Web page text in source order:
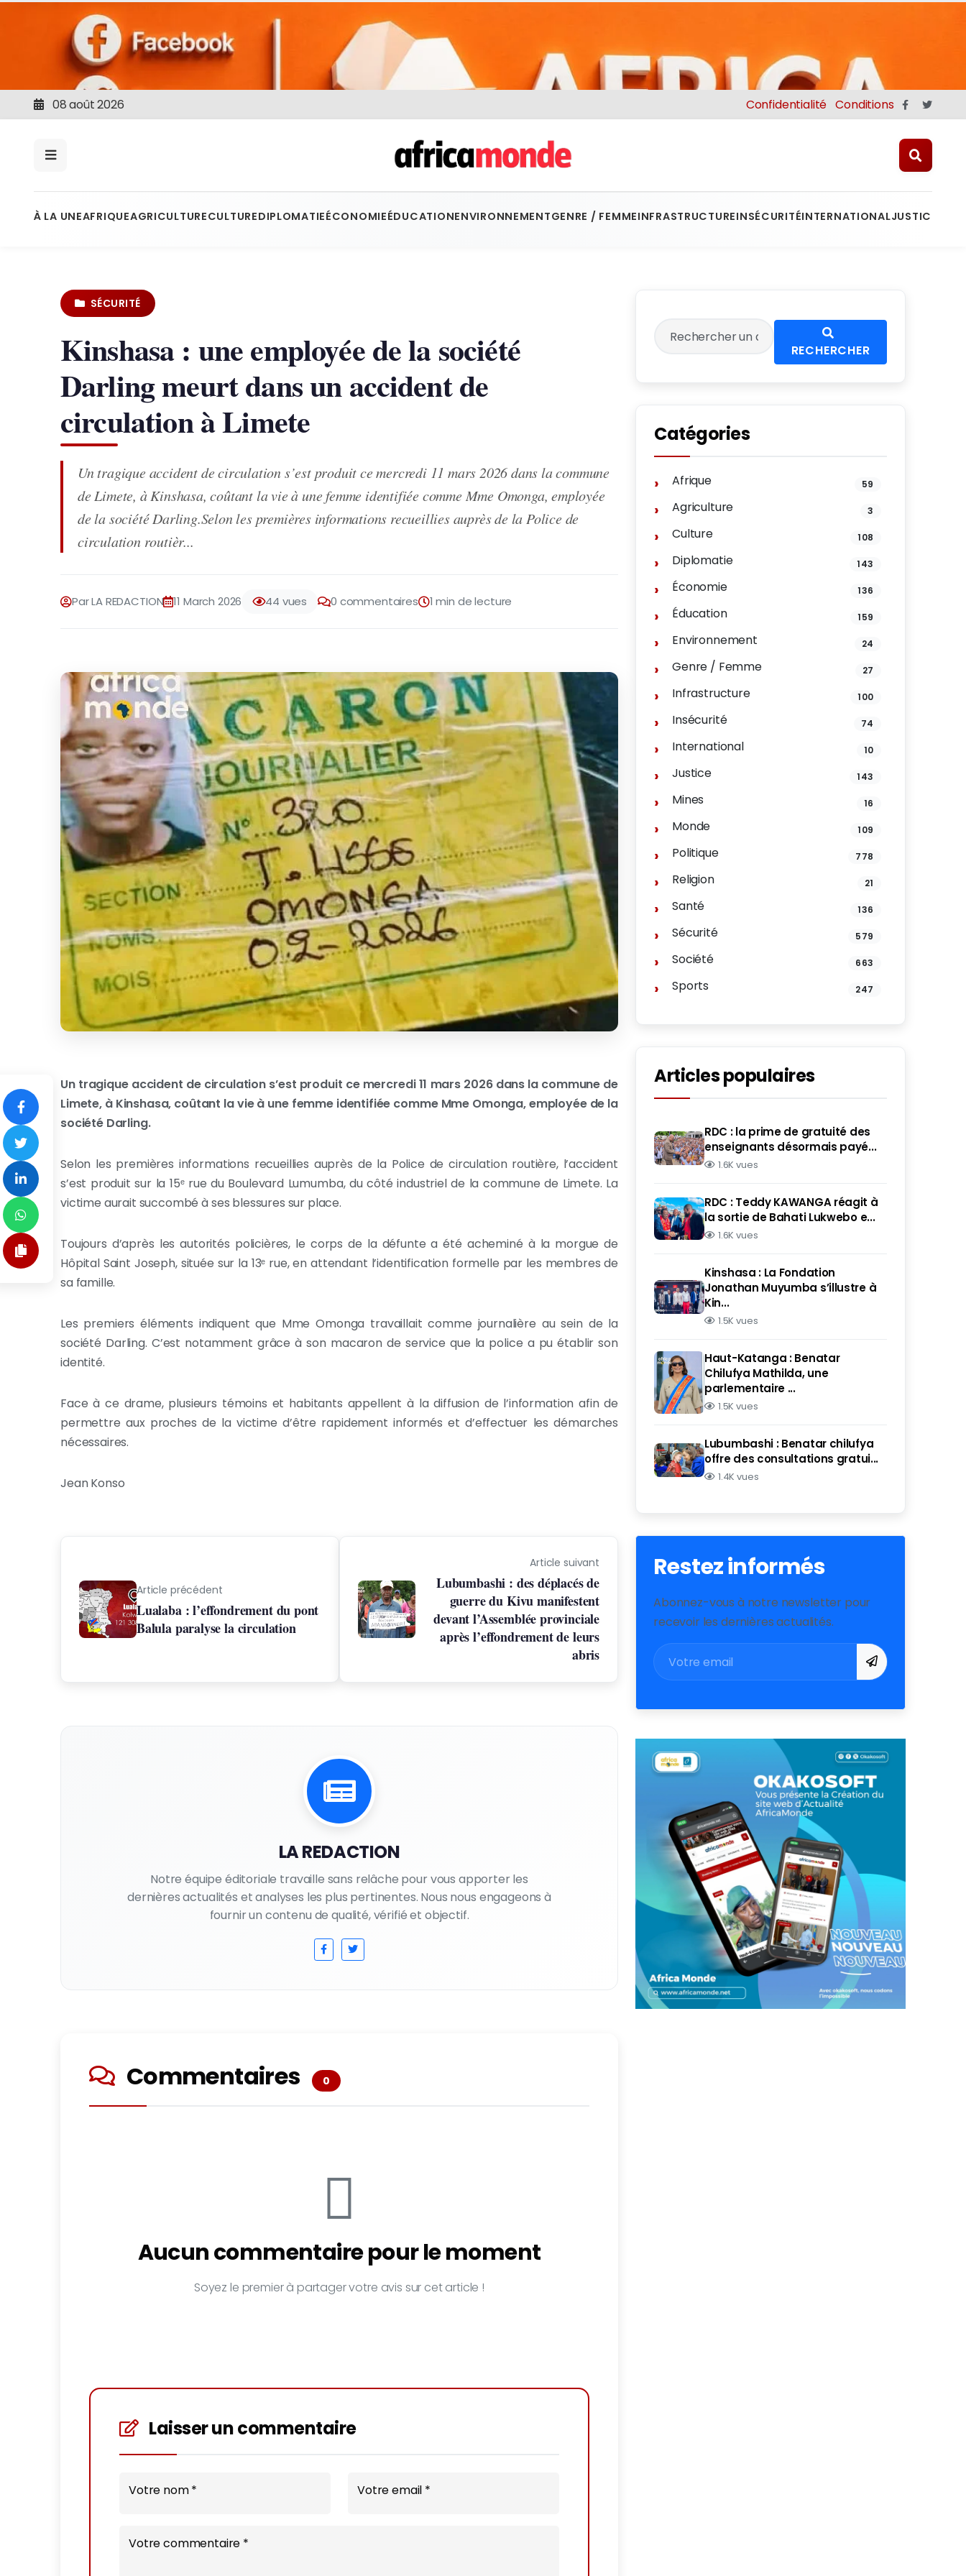
08 août 2026 Confidentialité Conditions
À LA UNEAFRIQUEAGRICULTURECULTUREDIPLOMATIEÉCONOMIEÉDUCATIONENVIRONNEMENTGENRE / FEMMEINFRASTRUCTUREINSÉCURITÉINTERNATIONALJUSTICE
SÉCURITÉ
Kinshasa : une employée de la société
Darling meurt dans un accident de
circulation à Limete
Un tragique accident de circulation s’est produit ce mercredi 11 mars 2026 dans la commune
de Limete, à Kinshasa, coûtant la vie à une femme identifiée comme Mme Omonga, employée
de la société Darling.Selon les premières informations recueillies auprès de la Police de
circulation routièr...
Par LA REDACTION 11 March 2026 44 vues 0 commentaires 1 min de lecture
Un tragique accident de circulation s’est produit ce mercredi 11 mars 2026 dans la commune de
Limete, à Kinshasa, coûtant la vie à une femme identifiée comme Mme Omonga, employée de la
société Darling.
Selon les premières informations recueillies auprès de la Police de circulation routière, l’accident
s’est produit sur la 15ᵉ rue du Boulevard Lumumba, du côté industriel de la commune de Limete. La
victime aurait succombé à ses blessures sur place.
Toujours d’après les autorités policières, le corps de la défunte a été acheminé à la morgue de
Hôpital Saint Joseph, située sur la 13ᵉ rue, en attendant l’identification formelle par les membres de
sa famille.
Les premiers éléments indiquent que Mme Omonga travaillait comme journalière au sein de la
société Darling. C’est notamment grâce à son macaron de service que la police a pu établir son
identité.
Face à ce drame, plusieurs témoins et habitants appellent à la diffusion de l’information afin de
permettre aux proches de la victime d’être rapidement informés et d’effectuer les démarches
nécessaires.
Jean Konso
Article précédent
Lualaba : l’effondrement du pont
Balula paralyse la circulation
Article suivant
Lubumbashi : des déplacés de
guerre du Kivu manifestent
devant l’Assemblée provinciale
après l’effondrement de leurs
abris
LA REDACTION
Notre équipe éditoriale travaille sans relâche pour vous apporter les
dernières actualités et analyses les plus pertinentes. Nous nous engageons à
fournir un contenu de qualité, vérifié et objectif.
Commentaires 0
Aucun commentaire pour le moment
Soyez le premier à partager votre avis sur cet article !
Laisser un commentaire
Votre nom * Votre email *
Votre commentaire *
RECHERCHER
Catégories
Afrique 59
Agriculture 3
Culture 108
Diplomatie 143
Économie 136
Éducation 159
Environnement 24
Genre / Femme 27
Infrastructure 100
Insécurité 74
International 10
Justice 143
Mines 16
Monde 109
Politique 778
Religion 21
Santé 136
Sécurité 579
Société 663
Sports 247
Articles populaires
RDC : la prime de gratuité des
enseignants désormais payé...
1.6K vues
RDC : Teddy KAWANGA réagit à
la sortie de Bahati Lukwebo e...
1.6K vues
Kinshasa : La Fondation
Jonathan Muyumba s’illustre à
Kin...
1.5K vues
Haut-Katanga : Benatar
Chilufya Mathilda, une
parlementaire ...
1.5K vues
Lubumbashi : Benatar chilufya
offre des consultations gratui...
1.4K vues
Restez informés
Abonnez-vous à notre newsletter pour
recevoir les dernières actualités.